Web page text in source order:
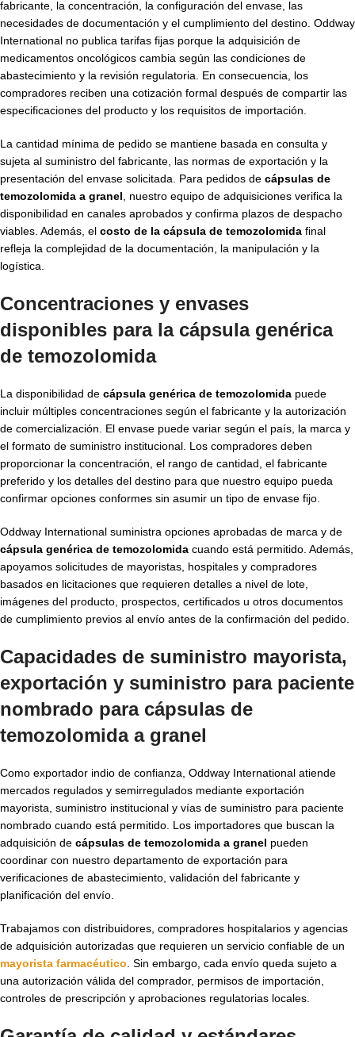
fabricante, la concentración, la configuración del envase, las
necesidades de documentación y el cumplimiento del destino. Oddway
International no publica tarifas fijas porque la adquisición de
medicamentos oncológicos cambia según las condiciones de
abastecimiento y la revisión regulatoria. En consecuencia, los
compradores reciben una cotización formal después de compartir las
especificaciones del producto y los requisitos de importación.
La cantidad mínima de pedido se mantiene basada en consulta y
sujeta al suministro del fabricante, las normas de exportación y la
presentación del envase solicitada. Para pedidos de cápsulas de
temozolomida a granel , nuestro equipo de adquisiciones verifica la
disponibilidad en canales aprobados y confirma plazos de despacho
viables. Además, el costo de la cápsula de temozolomida final
refleja la complejidad de la documentación, la manipulación y la
logística.
Concentraciones y envases
disponibles para la cápsula genérica
de temozolomida
La disponibilidad de cápsula genérica de temozolomida puede
incluir múltiples concentraciones según el fabricante y la autorización
de comercialización. El envase puede variar según el país, la marca y
el formato de suministro institucional. Los compradores deben
proporcionar la concentración, el rango de cantidad, el fabricante
preferido y los detalles del destino para que nuestro equipo pueda
confirmar opciones conformes sin asumir un tipo de envase fijo.
Oddway International suministra opciones aprobadas de marca y de
cápsula genérica de temozolomida cuando está permitido. Además,
apoyamos solicitudes de mayoristas, hospitales y compradores
basados en licitaciones que requieren detalles a nivel de lote,
imágenes del producto, prospectos, certificados u otros documentos
de cumplimiento previos al envío antes de la confirmación del pedido.
Capacidades de suministro mayorista,
exportación y suministro para paciente
nombrado para cápsulas de
temozolomida a granel
Como exportador indio de confianza, Oddway International atiende
mercados regulados y semirregulados mediante exportación
mayorista, suministro institucional y vías de suministro para paciente
nombrado cuando está permitido. Los importadores que buscan la
adquisición de cápsulas de temozolomida a granel pueden
coordinar con nuestro departamento de exportación para
verificaciones de abastecimiento, validación del fabricante y
planificación del envío.
Trabajamos con distribuidores, compradores hospitalarios y agencias
de adquisición autorizadas que requieren un servicio confiable de un
mayorista farmacéutico . Sin embargo, cada envío queda sujeto a
una autorización válida del comprador, permisos de importación,
controles de prescripción y aprobaciones regulatorias locales.